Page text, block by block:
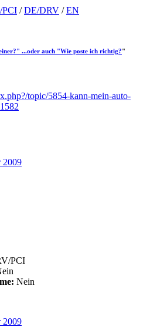
PCI /DE/DRV /EN
...oder auch "Wie poste ich richtig?"
topic/5854-kann-mein-auto-
2009
PCI
Nein
2009